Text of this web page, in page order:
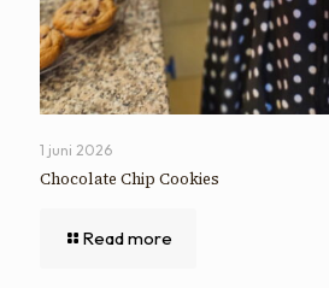
1 juni 2026
Chocolate Chip Cookies
Read more